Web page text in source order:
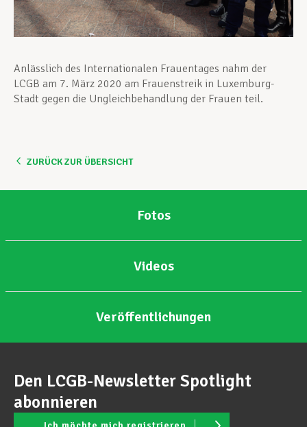
Aktuell
Anlässlich des Internationalen Frauentages nahm der
LCGB am 7. März 2020 am Frauenstreik in Luxemburg-
Stadt gegen die Ungleichbehandlung der Frauen teil.
ZURÜCK ZUR ÜBERSICHT
Fotos
Videos
Veröffentlichungen
Den LCGB-Newsletter Spotlight
abonnieren